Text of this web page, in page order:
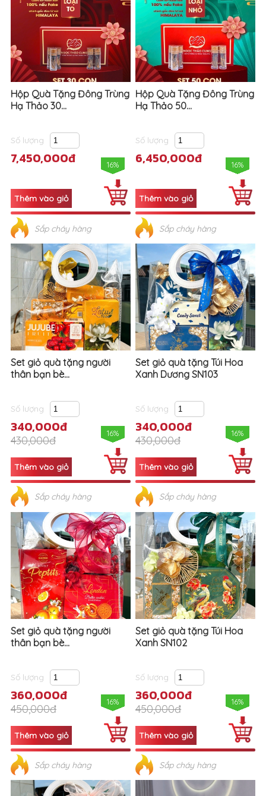
Hộp Quà Tặng Đông Trùng
Hạ Thảo 30...
Số lượng
7,450,000đ 16%
Sắp cháy hàng
Hộp Quà Tặng Đông Trùng
Hạ Thảo 50...
Số lượng
6,450,000đ 16%
Sắp cháy hàng
Set giỏ quà tặng người
thân bạn bè...
Số lượng
340,000đ
430,000đ
16%
Sắp cháy hàng
Set giỏ quà tặng Túi Hoa
Xanh Dương SN103
Số lượng
340,000đ
430,000đ
16%
Sắp cháy hàng
Set giỏ quà tặng người
thân bạn bè...
Số lượng
360,000đ
450,000đ
16%
Sắp cháy hàng
Set giỏ quà tặng Túi Hoa
Xanh SN102
Số lượng
360,000đ
450,000đ
16%
Sắp cháy hàng